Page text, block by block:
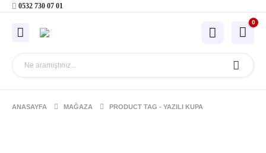
0532 730 07 01
0
ANASAYFA MAĞAZA PRODUCT TAG - YAZILI KUPA